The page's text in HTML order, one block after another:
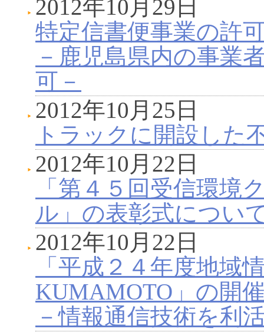
2012年10月29日
特定信書便事業の許
－鹿児島県内の事業
可－
2012年10月25日
トラックに開設した
2012年10月22日
「第４５回受信環境
ル」の表彰式につい
2012年10月22日
「平成２４年度地域
KUMAMOTO」の開
－情報通信技術を利